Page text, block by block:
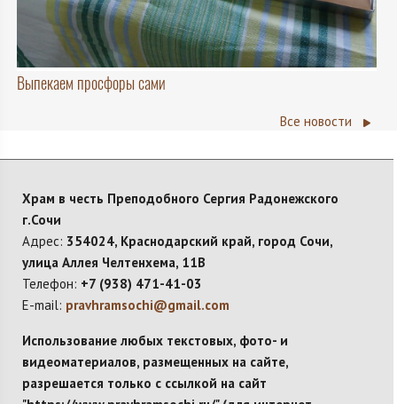
Выпекаем просфоры сами
Все новости
Храм в честь Преподобного Сергия Радонежского
г.Сочи
Адрес: 354024, Краснодарский край, город Сочи,
улица Аллея Челтенхема, 11В
Телефон: +7 (938) 471-41-03
E-mail: pravhramsochi@gmail.com
Использование любых текстовых, фото- и
видеоматериалов, размещенных на сайте,
разрешается только с ссылкой на сайт